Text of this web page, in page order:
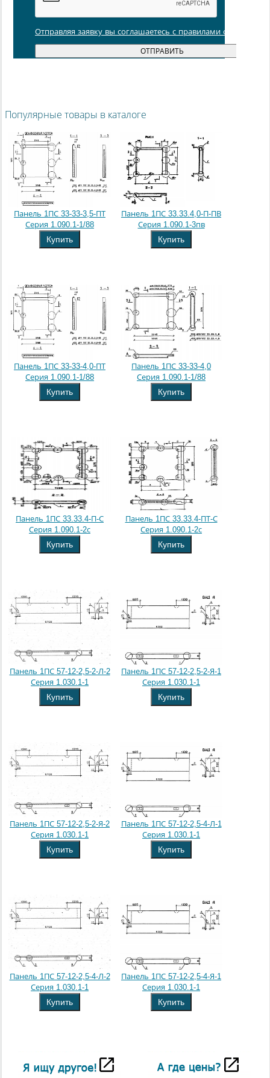
Отправляя заявку вы соглашаетесь с правилами обработки
Популярные товары в каталоге
Панель 1ПС 33-33-3,5-ПТ
Серия 1.090.1-1/88
Купить
Панель 1ПС 33.33.4,0-П-ПВ
Серия 1.090.1-3пв
Купить
Панель 1ПС 33-33-4,0-ПТ
Серия 1.090.1-1/88
Купить
Панель 1ПС 33-33-4,0
Серия 1.090.1-1/88
Купить
Панель 1ПС 33.33.4-П-С
Серия 1.090.1-2с
Купить
Панель 1ПС 33.33.4-ПТ-С
Серия 1.090.1-2с
Купить
Панель 1ПС 57-12-2,5-2-Л-2
Серия 1.030.1-1
Купить
Панель 1ПС 57-12-2,5-2-Я-1
Серия 1.030.1-1
Купить
Панель 1ПС 57-12-2,5-2-Я-2
Серия 1.030.1-1
Купить
Панель 1ПС 57-12-2,5-4-Л-1
Серия 1.030.1-1
Купить
Панель 1ПС 57-12-2,5-4-Л-2
Серия 1.030.1-1
Купить
Панель 1ПС 57-12-2,5-4-Я-1
Серия 1.030.1-1
Купить